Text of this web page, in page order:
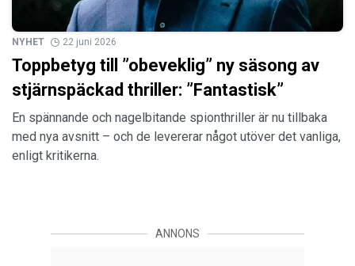
NYHET 22 juni 2026
Toppbetyg till ”obeveklig” ny säsong av
stjärnspäckad thriller: ”Fantastisk”
En spännande och nagelbitande spionthriller är nu tillbaka
med nya avsnitt – och de levererar något utöver det vanliga,
enligt kritikerna.
ANNONS